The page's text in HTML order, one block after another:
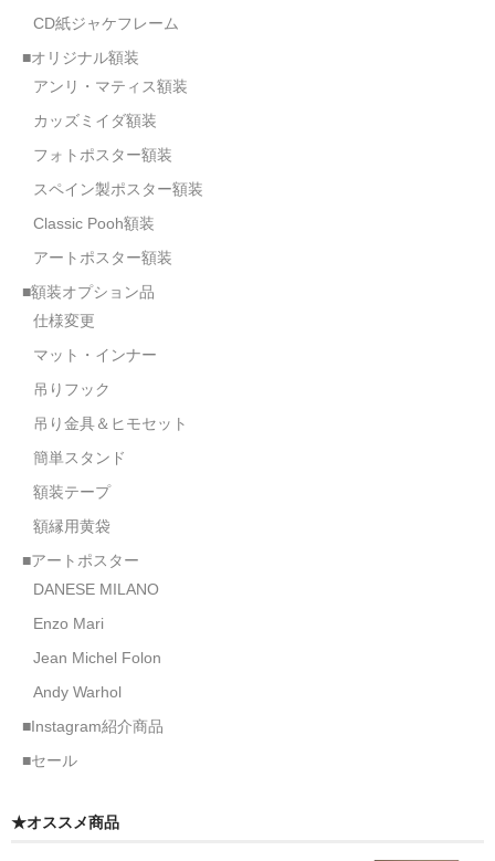
CD紙ジャケフレーム
■オリジナル額装
アンリ・マティス額装
カッズミイダ額装
フォトポスター額装
スペイン製ポスター額装
Classic Pooh額装
アートポスター額装
■額装オプション品
仕様変更
マット・インナー
吊りフック
吊り金具＆ヒモセット
簡単スタンド
額装テープ
額縁用黄袋
■アートポスター
DANESE MILANO
Enzo Mari
Jean Michel Folon
Andy Warhol
■Instagram紹介商品
■セール
★オススメ商品